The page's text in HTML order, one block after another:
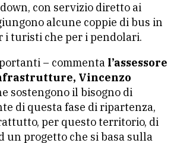
con servizio diretto ai
alcune coppie di bus in
i turisti che per i pendolari.
– commenta l’assessore
Vincenzo
sostengono il bisogno di
di questa fase di ripartenza,
per questo territorio, di
un progetto che si basa sulla